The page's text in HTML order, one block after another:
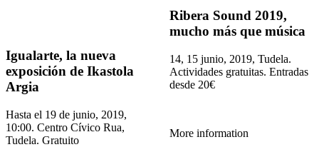
Igualarte, la nueva
exposición de Ikastola
Argia
Hasta el 19 de junio, 2019,
10:00. Centro Cívico Rua,
Tudela. Gratuito
Ribera Sound 2019,
mucho más que música
14, 15 junio, 2019, Tudela.
Actividades gratuitas. Entradas
desde 20€
More information